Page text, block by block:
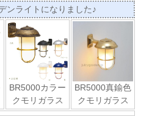
ンライトになりました♪
BR5000カラー
クモリガラス
BR5000真鍮色
クモリガラス